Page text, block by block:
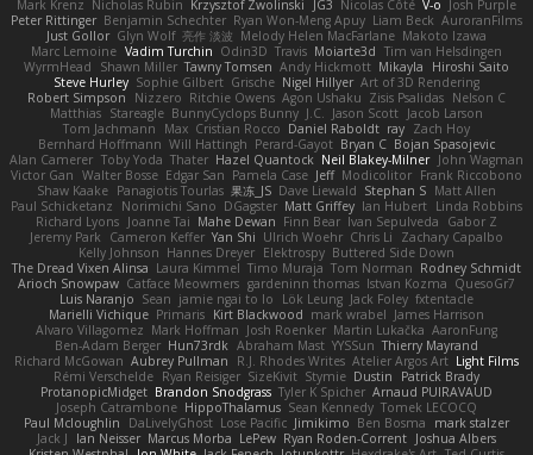
Mark Krenz Nicholas Rubin Krzysztof Zwolinski JG3 Nicolas Côté V-o Josh Purple
Peter Rittinger Benjamin Schechter Ryan Won-Meng Apuy Liam Beck AuroranFilms
Just Gollor Glyn Wolf 亮作 淡波 Melody Helen MacFarlane Makoto Izawa
Marc Lemoine Vadim Turchin Odin3D Travis Moiarte3d Tim van Helsdingen
WyrmHead
Shawn Miller Tawny Tomsen Andy Hickmott Mikayla
Hiroshi Saito
Steve Hurley Sophie Gilbert Grische Nigel Hillyer Art of 3D Rendering
Robert Simpson
Nizzero Ritchie Owens Agon Ushaku Zisis Psalidas Nelson C
Matthias Stareagle BunnyCyclops Bunny J.C. Jason Scott Jacob Larson
Tom Jachmann
Max Cristian Rocco Daniel Raboldt ray Zach Hoy
Bernhard Hoffmann Will Hattingh Perard-Gayot Bryan C Bojan Spasojevic
Alan Camerer Toby Yoda Thater Hazel Quantock Neil Blakey-Milner John Wagman
Victor Gan Walter Bosse Edgar San Pamela Case Jeff Modicolitor Frank Riccobono
Shaw Kaake Panagiotis Tourlas 果冻_JS Dave Liewald Stephan S Matt Allen
Paul Schicketanz
Norimichi Sano DGagster Matt Griffey Ian Hubert Linda Robbins
Richard Lyons Joanne Tai Mahe Dewan Finn Bear Ivan Sepulveda
Gabor Z
Jeremy Park
Cameron Keffer Yan Shi Ulrich Woehr Chris Li
Zachary Capalbo
Kelly Johnson Hannes Dreyer Elektrospy Buttered Side Down
The Dread Vixen Alinsa Laura Kimmel Timo Muraja Tom Norman Rodney Schmidt
Arioch Snowpaw Catface Meowmers gardeninn thomas Istvan Kozma QuesoGr7
Luis Naranjo Sean jamie ngai to lo Lök Leung Jack Foley fxtentacle
Marielli Vichique Primaris Kirt Blackwood mark wrabel James Harrison
Alvaro Villagomez Mark Hoffman Josh Roenker Martin Lukačka AaronFung
Ben-Adam Berger Hun73rdk Abraham Mast YYSSun Thierry Mayrand
Richard McGowan Aubrey Pullman R.J. Rhodes Writes Atelier Argos Art Light Films
Rémi Verschelde Ryan Reisiger SizeKivit Stymie Dustin
Patrick Brady
ProtanopicMidget Brandon Snodgrass Tyler K Spicher Arnaud PUIRAVAUD
Joseph Catrambone HippoThalamus Sean Kennedy Tomek LECOCQ
Paul Mcloughlin
DaLivelyGhost Lose Pacific Jimikimo Ben Bosma
mark stalzer
Jack J
Ian Neisser Marcus Morba LePew Ryan Roden-Corrent Joshua Albers